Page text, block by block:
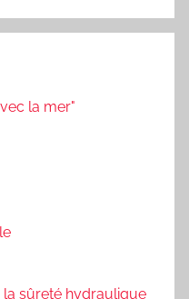
la mer"
sûreté hydraulique